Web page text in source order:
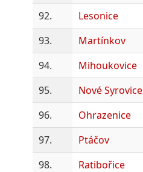
92.
Lesonice
93.
Martínkov
94.
Mihoukovice
95.
Nové Syrovice
96.
Ohrazenice
97.
Ptáčov
98.
Ratibořice